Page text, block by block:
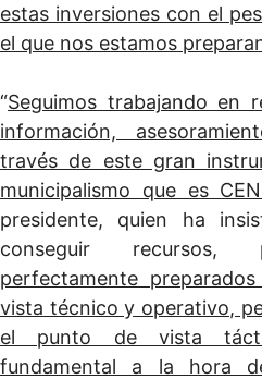
estas inversiones con el
el que nos estamos
“Seguimos trabajando en
información,
través de este gran
municipalismo que es
presidente, quien ha
conseguir recursos,
perfectamente
vista técnico y operativo,
el punto de vista
fundamental a la hora